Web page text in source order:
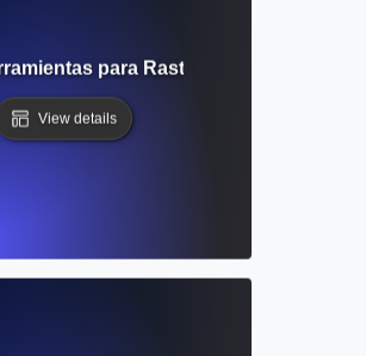
para Rastrear la Influencia y
View details